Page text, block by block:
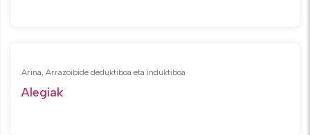
Arina, Arrazoibide deduktiboa eta induktiboa
Alegiak